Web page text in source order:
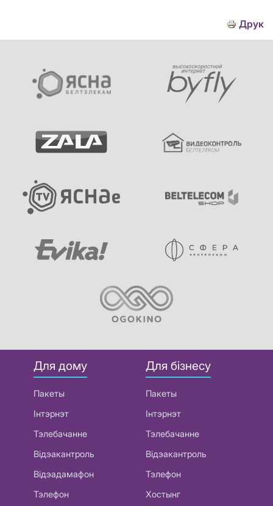
Друк
Для дому
Пакеты
Інтэрнэт
Тэлебачанне
Відэакантроль
Відэадамафон
Тэлефон
Для бізнесу
Пакеты
Інтэрнэт
Тэлебачанне
Відэакантроль
Тэлефон
Хостынг